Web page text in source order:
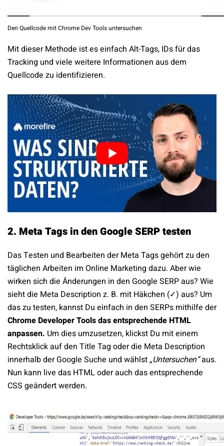
Den Quellcode mit Chrome Dev Tools untersuchen
Mit dieser Methode ist es einfach Alt-Tags, IDs für das
Tracking und viele weitere Informationen aus dem
Quellcode zu identifizieren.
2. Meta Tags in den Google SERP testen
Das Testen und Bearbeiten der Meta Tags gehört zu den
täglichen Arbeiten im Online Marketing dazu. Aber wie
wirken sich die Änderungen in den Google SERP aus? Wie
sieht die Meta Description z. B. mit Häkchen (✓) aus? Um
das zu testen, kannst Du einfach in den SERPs mithilfe der
Chrome Developer Tools das entsprechende HTML
anpassen. Um dies umzusetzen, klickst Du mit einem
Rechtsklick auf den Title Tag oder die Meta Description
innerhalb der Google Suche und wählst„Untersuchen“aus.
Nun kann live das HTML oder auch das entsprechende
CSS geändert werden.